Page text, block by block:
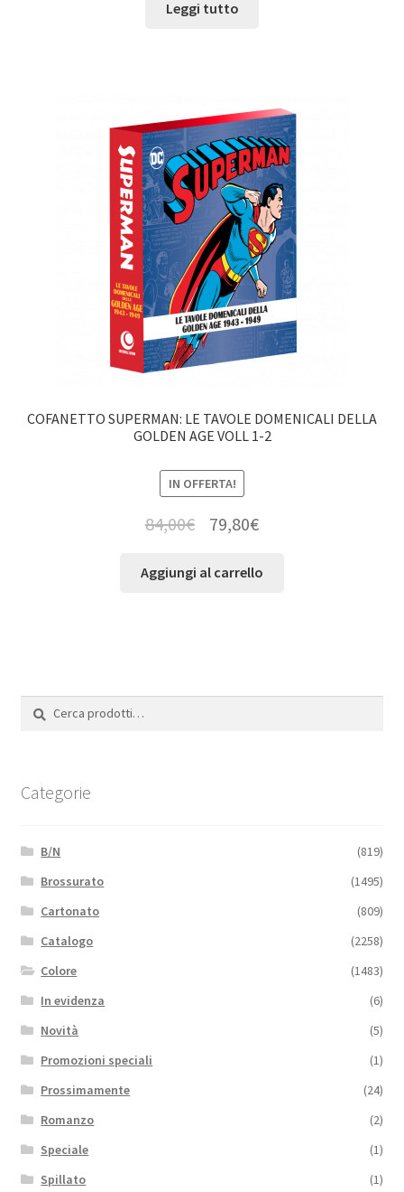
Leggi tutto
COFANETTO SUPERMAN: LE TAVOLE DOMENICALI DELLA
GOLDEN AGE VOLL 1-2
IN OFFERTA!
84,00€ 79,80€
Aggiungi al carrello
Cerca:
Cerca
Categorie
B/N
(819)
Brossurato
(1495)
Cartonato
(809)
Catalogo
(2258)
Colore
(1483)
In evidenza
(6)
Novità
(5)
Promozioni speciali
(1)
Prossimamente
(24)
Romanzo
(2)
Speciale
(1)
Spillato
(1)